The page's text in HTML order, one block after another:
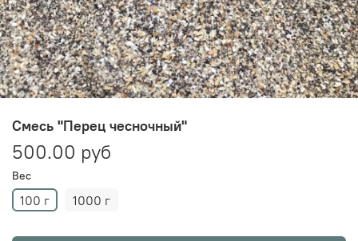
Смесь "Перец чесночный"
500.00 руб
Вес
100 г 1000 г